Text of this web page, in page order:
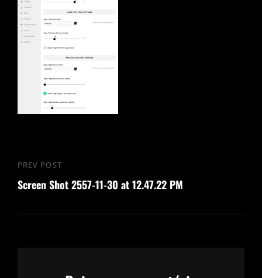
Navegação
de
Previous
Post
PREV POST
Screen Shot 2557-11-30 at 12.47.22 PM